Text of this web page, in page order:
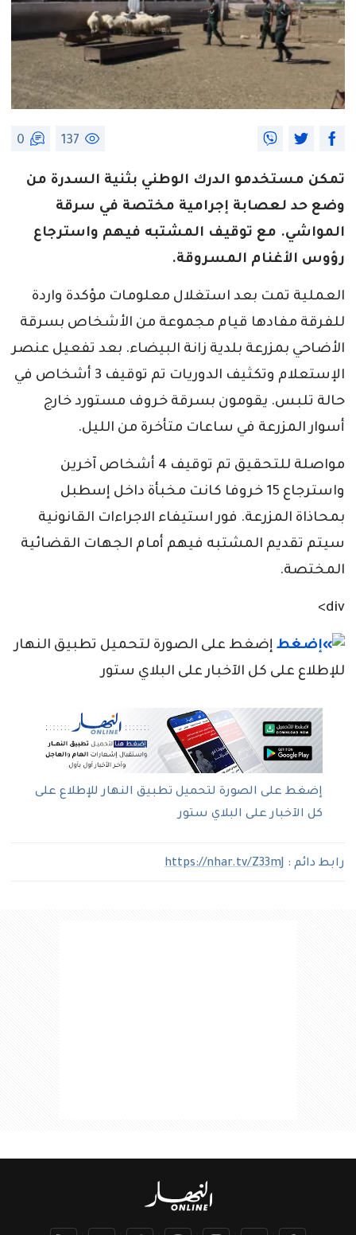
137
0
تمكن مستخدمو الدرك الوطني بثنية السدرة من
وضع حد لعصابة إجرامية مختصة في سرقة
المواشي. مع توقيف المشتبه فيهم واسترجاع
رؤوس الأغنام المسروقة.
العملية تمت بعد استغلال معلومات مؤكدة واردة
للفرقة مفادها قيام مجموعة من الأشخاص بسرقة
الأضاحي بمزرعة بلدية زانة البيضاء. بعد تفعيل عنصر
الإستعلام وتكثيف الدوريات تم توقيف 3 أشخاص في
حالة تلبس. يقومون بسرقة خروف مستورد خارج
أسوار المزرعة في ساعات متأخرة من الليل.
مواصلة للتحقيق تم توقيف 4 أشخاص آخرين
واسترجاع 15 خروفا كانت مخبأة داخل إسطبل
بمحاذاة المزرعة. فور استيفاء الاجراءات القانونية
سيتم تقديم المشتبه فيهم أمام الجهات القضائية
المختصة.
div>
إضغط على الصورة لتحميل تطبيق النهار
للإطلاع على كل الآخبار على البلاي ستور
إضغط على الصورة لتحميل تطبيق النهار للإطلاع على
كل الآخبار على البلاي ستور
رابط دائم : https://nhar.tv/Z33mJ